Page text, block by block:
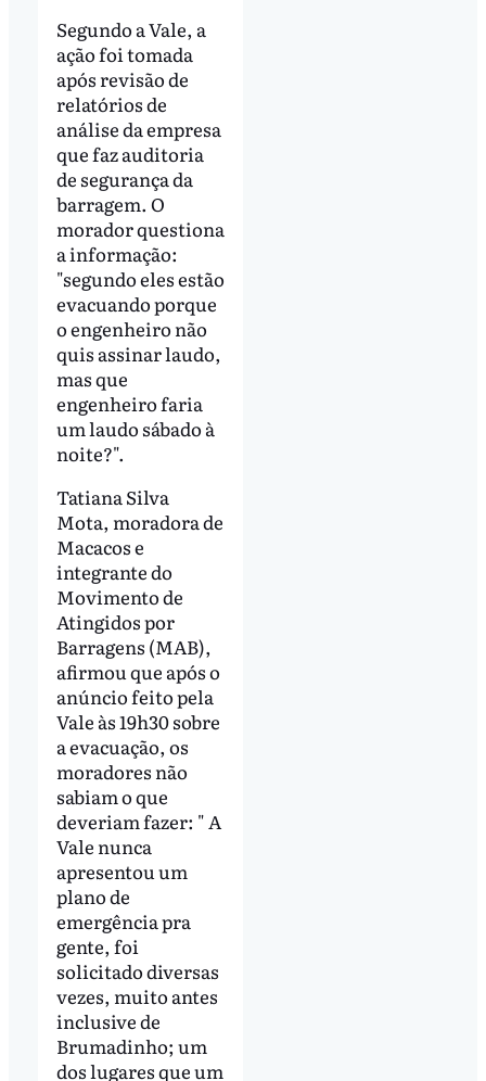
Segundo a Vale, a
ação foi tomada
após revisão de
relatórios de
análise da empresa
que faz auditoria
de segurança da
barragem. O
morador questiona
a informação:
"segundo eles estão
evacuando porque
o engenheiro não
quis assinar laudo,
mas que
engenheiro faria
um laudo sábado à
noite?".
Tatiana Silva
Mota, moradora de
Macacos e
integrante do
Movimento de
Atingidos por
Barragens (MAB),
afirmou que após o
anúncio feito pela
Vale às 19h30 sobre
a evacuação, os
moradores não
sabiam o que
deveriam fazer: " A
Vale nunca
apresentou um
plano de
emergência pra
gente, foi
solicitado diversas
vezes, muito antes
inclusive de
Brumadinho; um
dos lugares que um